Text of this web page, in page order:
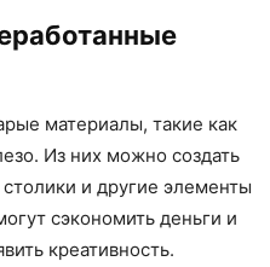
материалы, такие как
Из них можно создать
и другие элементы
сэкономить деньги и
креативность.